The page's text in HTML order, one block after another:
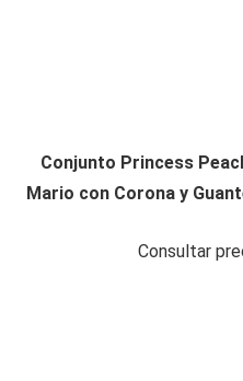
Conjunto Princess
Mario con Corona y
Consultar